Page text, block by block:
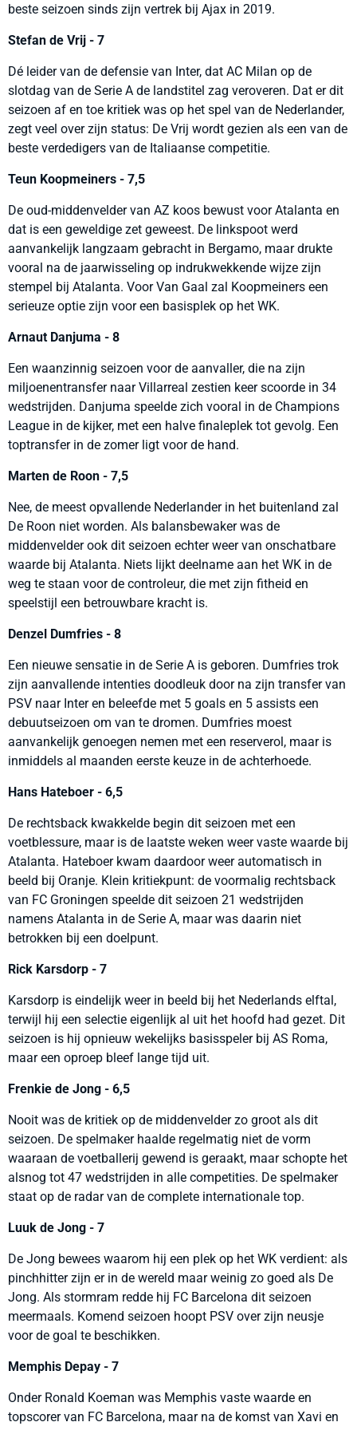
beste seizoen sinds zijn vertrek bij Ajax in 2019.
Stefan de Vrij - 7
Dé leider van de defensie van Inter, dat AC Milan op de
slotdag van de Serie A de landstitel zag veroveren. Dat er dit
seizoen af en toe kritiek was op het spel van de Nederlander,
zegt veel over zijn status: De Vrij wordt gezien als een van de
beste verdedigers van de Italiaanse competitie.
Teun Koopmeiners - 7,5
De oud-middenvelder van AZ koos bewust voor Atalanta en
dat is een geweldige zet geweest. De linkspoot werd
aanvankelijk langzaam gebracht in Bergamo, maar drukte
vooral na de jaarwisseling op indrukwekkende wijze zijn
stempel bij Atalanta. Voor Van Gaal zal Koopmeiners een
serieuze optie zijn voor een basisplek op het WK.
Arnaut Danjuma - 8
Een waanzinnig seizoen voor de aanvaller, die na zijn
miljoenentransfer naar Villarreal zestien keer scoorde in 34
wedstrijden. Danjuma speelde zich vooral in de Champions
League in de kijker, met een halve finaleplek tot gevolg. Een
toptransfer in de zomer ligt voor de hand.
Marten de Roon - 7,5
Nee, de meest opvallende Nederlander in het buitenland zal
De Roon niet worden. Als balansbewaker was de
middenvelder ook dit seizoen echter weer van onschatbare
waarde bij Atalanta. Niets lijkt deelname aan het WK in de
weg te staan voor de controleur, die met zijn fitheid en
speelstijl een betrouwbare kracht is.
Denzel Dumfries - 8
Een nieuwe sensatie in de Serie A is geboren. Dumfries trok
zijn aanvallende intenties doodleuk door na zijn transfer van
PSV naar Inter en beleefde met 5 goals en 5 assists een
debuutseizoen om van te dromen. Dumfries moest
aanvankelijk genoegen nemen met een reserverol, maar is
inmiddels al maanden eerste keuze in de achterhoede.
Hans Hateboer - 6,5
De rechtsback kwakkelde begin dit seizoen met een
voetblessure, maar is de laatste weken weer vaste waarde bij
Atalanta. Hateboer kwam daardoor weer automatisch in
beeld bij Oranje. Klein kritiekpunt: de voormalig rechtsback
van FC Groningen speelde dit seizoen 21 wedstrijden
namens Atalanta in de Serie A, maar was daarin niet
betrokken bij een doelpunt.
Rick Karsdorp - 7
Karsdorp is eindelijk weer in beeld bij het Nederlands elftal,
terwijl hij een selectie eigenlijk al uit het hoofd had gezet. Dit
seizoen is hij opnieuw wekelijks basisspeler bij AS Roma,
maar een oproep bleef lange tijd uit.
Frenkie de Jong - 6,5
Nooit was de kritiek op de middenvelder zo groot als dit
seizoen. De spelmaker haalde regelmatig niet de vorm
waaraan de voetballerij gewend is geraakt, maar schopte het
alsnog tot 47 wedstrijden in alle competities. De spelmaker
staat op de radar van de complete internationale top.
Luuk de Jong - 7
De Jong bewees waarom hij een plek op het WK verdient: als
pinchhitter zijn er in de wereld maar weinig zo goed als De
Jong. Als stormram redde hij FC Barcelona dit seizoen
meermaals. Komend seizoen hoopt PSV over zijn neusje
voor de goal te beschikken.
Memphis Depay - 7
Onder Ronald Koeman was Memphis vaste waarde en
topscorer van FC Barcelona, maar na de komst van Xavi en